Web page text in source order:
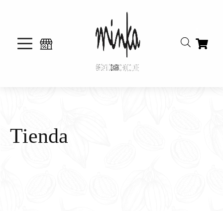
Tienda